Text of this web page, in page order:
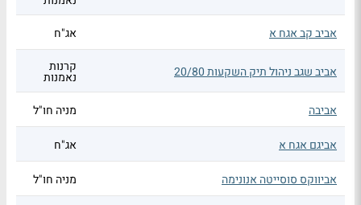
אביב קב אגח א
אג"ח
אביב שגב ניהול תיק השקעות 20/80 קרנות
נאמנות
אביבה
מניה חו"ל
אביגם אגח א אג"ח
אביווקס סוסייטה אנונימה מניה חו"ל